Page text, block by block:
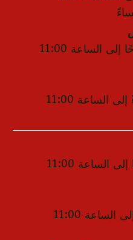
من الساعة 11:00 صباحًا إلى الساعة 11:00
من الساعة 1:00 مساءً إلى الساعة 11:00
من الساعة 11:00 صباحًا إلى الساعة 11:00
من الساعة 1:00 مساءً إلى الساعة 11:00